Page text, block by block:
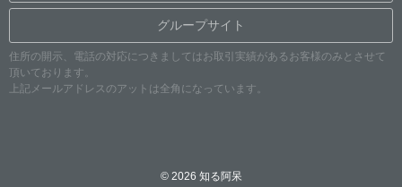
グループサイト
住所の開示、電話の対応につきましてはお取引実績があるお客様のみとさせて
頂いております。
上記メールアドレスのアットは全角になっています。
© 2026 知る阿呆